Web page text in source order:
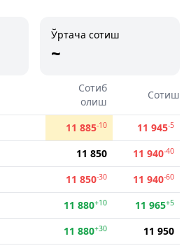
Ўртача сотиш
~
Сотиб
олиш
Сотиш
11 885-10 11 945-5
11 850 11 940-40
11 850-30 11 940-60
11 880+10 11 965+5
11 880+30
11 950